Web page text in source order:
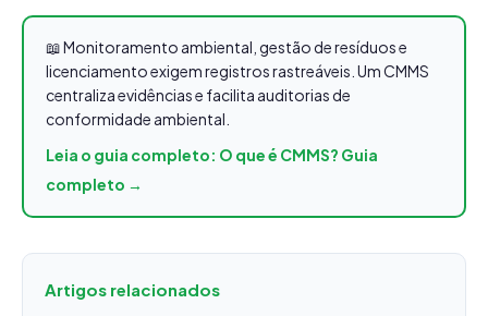
📖 Monitoramento ambiental, gestão de resíduos e
licenciamento exigem registros rastreáveis. Um CMMS
centraliza evidências e facilita auditorias de
conformidade ambiental.
Leia o guia completo: O que é CMMS? Guia
completo →
Artigos relacionados